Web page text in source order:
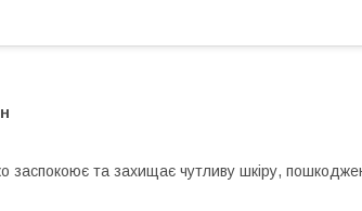
заспокоює та захищає чутливу шкіру,